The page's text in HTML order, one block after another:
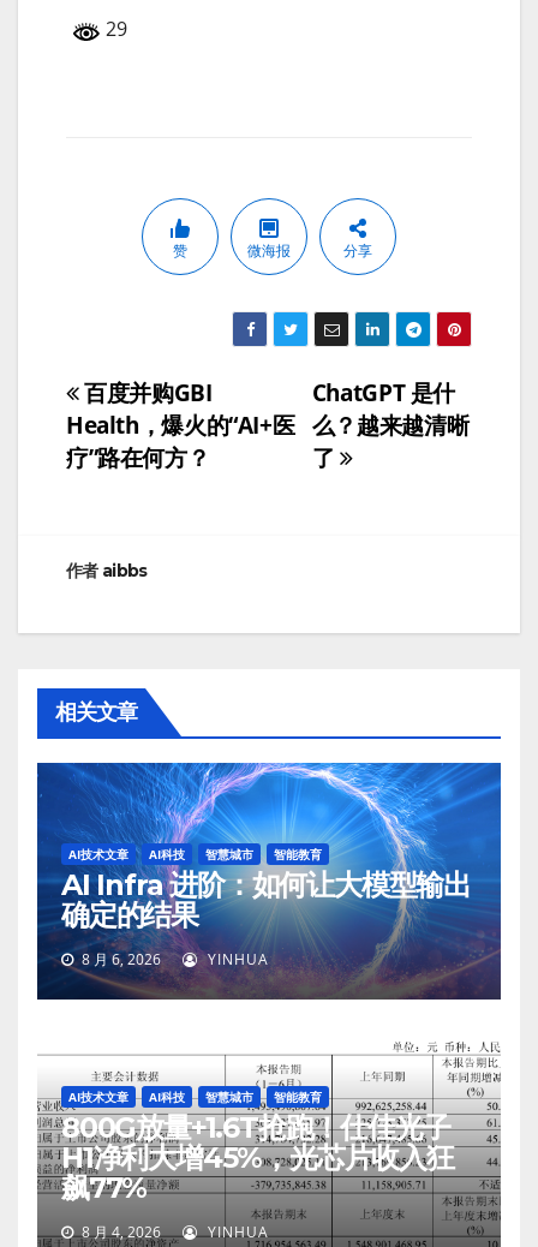
29
赞 微海报 分享
文
章
航
ChatGPT 是什
么？越来越清晰
了
百度并购GBI
Health，爆火的“AI+医
疗”路在何方？
作者 aibbs
相关文章
AI技术文章 AI科技 智慧城市 智能教育
AI Infra 进阶：如何让大模型输出
确定的结果
8 月 6, 2026 YINHUA
AI技术文章 AI科技 智慧城市 智能教育
800G放量+1.6T抢跑！仕佳光子
H1净利大增45%，光芯片收入狂
飙77%
8 月 4, 2026 YINHUA